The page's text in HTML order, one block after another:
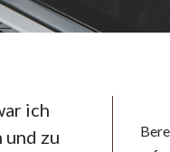
ich
und zu